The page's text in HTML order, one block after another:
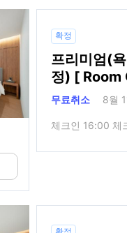
확정
프리미엄(
정) [ Room
무료취소 8월
체크인 16:00 체